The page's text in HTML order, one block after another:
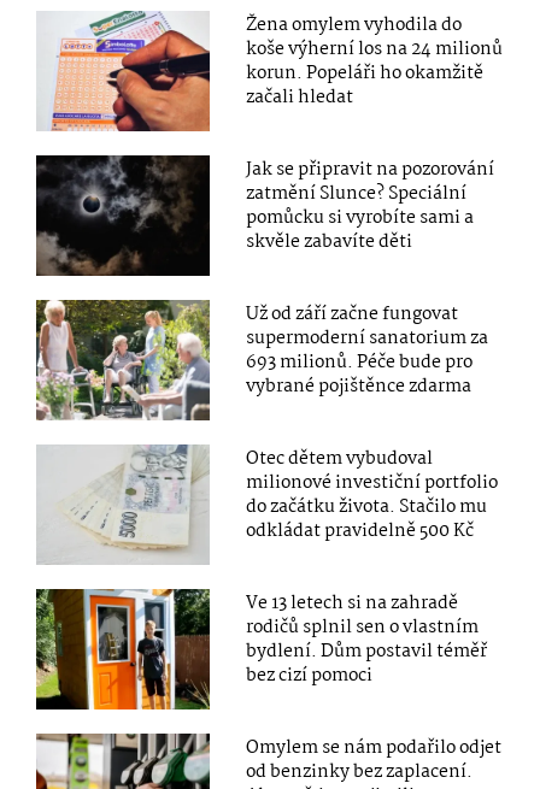
Žena omylem vyhodila do
koše výherní los na 24 milionů
korun. Popeláři ho okamžitě
začali hledat
Jak se připravit na pozorování
zatmění Slunce? Speciální
pomůcku si vyrobíte sami a
skvěle zabavíte děti
Už od září začne fungovat
supermoderní sanatorium za
693 milionů. Péče bude pro
vybrané pojištěnce zdarma
Otec dětem vybudoval
milionové investiční portfolio
do začátku života. Stačilo mu
odkládat pravidelně 500 Kč
Ve 13 letech si na zahradě
rodičů splnil sen o vlastním
bydlení. Dům postavil téměř
bez cizí pomoci
Omylem se nám podařilo odjet
od benzinky bez zaplacení.